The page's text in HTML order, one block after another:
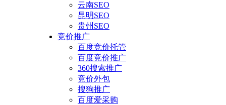
云南SEO
昆明SEO
贵州SEO
竞价推广
百度竞价托管
百度竞价推广
360搜索推广
竞价外包
搜狗推广
百度爱采购